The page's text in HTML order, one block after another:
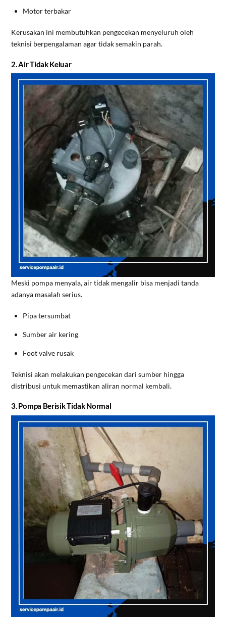
Motor terbakar
Kerusakan ini membutuhkan pengecekan menyeluruh oleh
teknisi berpengalaman agar tidak semakin parah.
2. Air Tidak Keluar
Meski pompa menyala, air tidak mengalir bisa menjadi tanda
adanya masalah serius.
Pipa tersumbat
Sumber air kering
Foot valve rusak
Teknisi akan melakukan pengecekan dari sumber hingga
distribusi untuk memastikan aliran normal kembali.
3. Pompa Berisik Tidak Normal